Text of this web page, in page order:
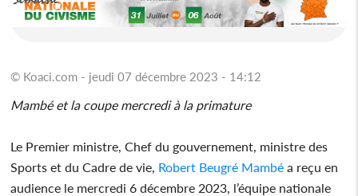
© Koaci.com - jeudi 07 décembre 2023 - 14:12
Mambé et la coupe mercredi à la primature
Le Premier ministre, Chef du gouvernement, ministre des
Sports et du Cadre de vie, Robert Beugré Mambé a reçu en
audience le mercredi 6 décembre 2023, l’équipe nationale